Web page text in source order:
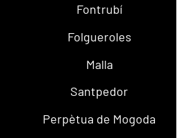
Fontrubí
Folgueroles
Malla
Santpedor
Perpètua de Mogoda